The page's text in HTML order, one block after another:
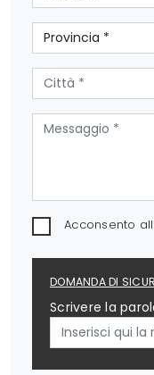
Acconsento
DOMANDA DI
Scrivere la